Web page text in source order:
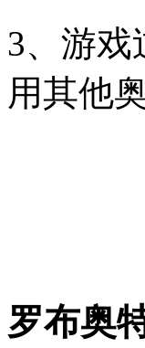
3、游戏
用其他
罗布奥